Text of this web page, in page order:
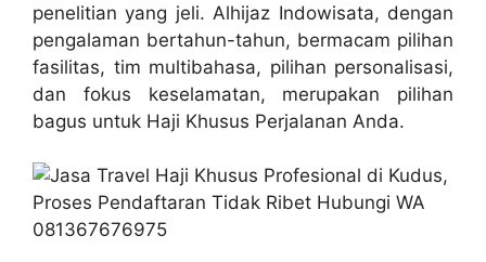
penelitian yang jeli. Alhijaz Indowisata, dengan
pengalaman bertahun-tahun, bermacam pilihan
fasilitas, tim multibahasa, pilihan personalisasi,
dan fokus keselamatan, merupakan pilihan
bagus untuk Haji Khusus Perjalanan Anda.